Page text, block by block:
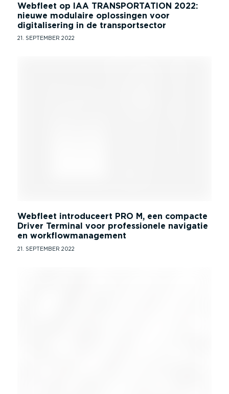
Webfleet op IAA TRANSPORTATION 2022:
nieuwe modulaire oplossingen voor
digitalisering in de transportsector
21. SEPTEMBER 2022
Webfleet introduceert PRO M, een compacte
Driver Terminal voor professionele navigatie
en workflowmanagement
21. SEPTEMBER 2022